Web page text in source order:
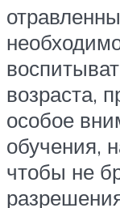
возраста,
особое
обучения,
чтобы не